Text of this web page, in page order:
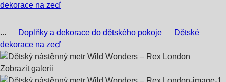
dekorace na zeď
... Doplňky a dekorace do dětského pokoje
Dětské
dekorace na zeď
Zobrazit galerii